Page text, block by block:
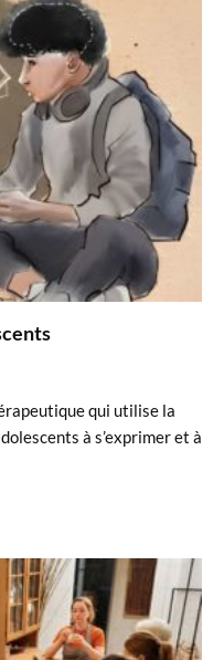
qui utilise la
à s’exprimer et à